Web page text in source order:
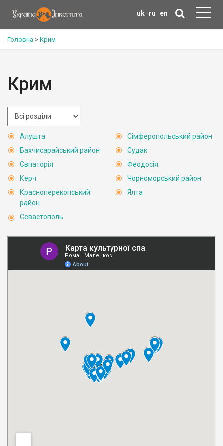
uk ru en
Головна > Крим
Крим
Алушта
Бахчисарайський район
Євпаторія
Керч
Красноперекопський
район
Севастополь
Сімферопольський район
Судак
Феодосія
Чорноморський район
Ялта